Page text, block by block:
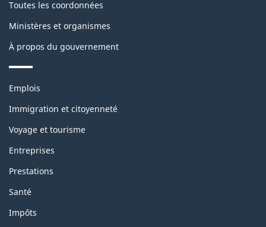
ce
Toutes les coordonnées
Ministères et organismes
À propos du gouvernement
Thèmes
sujets
Emplois
Immigration et citoyenneté
Voyage et tourisme
Entreprises
Prestations
Santé
Impôts